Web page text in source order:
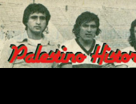
Saltar
al
contenido